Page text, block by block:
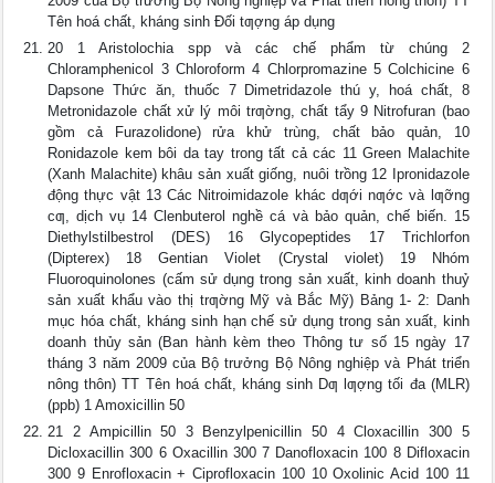
Tên hoá chất, kháng sinh Đối tƣợng áp dụng
20 1 Aristolochia spp và các chế phẩm từ chúng 2
Chloramphenicol 3 Chloroform 4 Chlorpromazine 5 Colchicine 6
Dapsone Thức ăn, thuốc 7 Dimetridazole thú y, hoá chất, 8
Metronidazole chất xử lý môi trƣờng, chất tẩy 9 Nitrofuran (bao
gồm cả Furazolidone) rửa khử trùng, chất bảo quản, 10
Ronidazole kem bôi da tay trong tất cả các 11 Green Malachite
(Xanh Malachite) khâu sản xuất giống, nuôi trồng 12 Ipronidazole
động thực vật 13 Các Nitroimidazole khác dƣới nƣớc và lƣỡng
cƣ, dịch vụ 14 Clenbuterol nghề cá và bảo quản, chế biến. 15
Diethylstilbestrol (DES) 16 Glycopeptides 17 Trichlorfon
(Dipterex) 18 Gentian Violet (Crystal violet) 19 Nhóm
Fluoroquinolones (cấm sử dụng trong sản xuất, kinh doanh thuỷ
sản xuất khẩu vào thị trƣờng Mỹ và Bắc Mỹ) Bảng 1- 2: Danh
mục hóa chất, kháng sinh hạn chế sử dụng trong sản xuất, kinh
doanh thủy sản (Ban hành kèm theo Thông tư số 15 ngày 17
tháng 3 năm 2009 của Bộ trưởng Bộ Nông nghiệp và Phát triển
nông thôn) TT Tên hoá chất, kháng sinh Dƣ lƣợng tối đa (MLR)
(ppb) 1 Amoxicillin 50
21 2 Ampicillin 50 3 Benzylpenicillin 50 4 Cloxacillin 300 5
Dicloxacillin 300 6 Oxacillin 300 7 Danofloxacin 100 8 Difloxacin
300 9 Enrofloxacin + Ciprofloxacin 100 10 Oxolinic Acid 100 11